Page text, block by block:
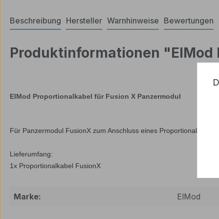
Beschreibung Hersteller Warnhinweise Bewertungen
Produktinformationen
ElMod Proportionalkabel für Fusion X Panzermodul
Für Panzermodul FusionX zum Anschluss eines
Lieferumfang:
1x Proportionalkabel FusionX
Marke: ElMod